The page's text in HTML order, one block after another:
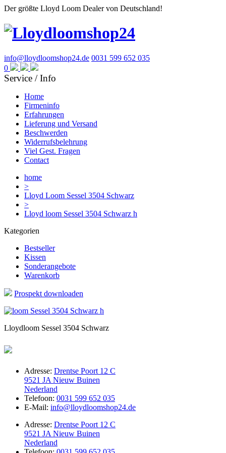
Der größte Lloyd Loom Dealer von Deutschland!
info@lloydloomshop24.de 0031 599 652 035
0
Service / Info
Home
Firmeninfo
Erfahrungen
Lieferung und Versand
Beschwerden
Widerrufsbelehrung
Viel Gest. Fragen
Contact
home
>
Lloyd Loom Sessel 3504 Schwarz
>
Lloyd loom Sessel 3504 Schwarz h
Kategorien
Bestseller
Kissen
Sonderangebote
Warenkorb
Prospekt downloaden
Lloydloom Sessel 3504 Schwarz
Adresse: Drentse Poort 12 C
9521 JA Nieuw Buinen
Nederland
Telefoon: 0031 599 652 035
E-Mail: info@lloydloomshop24.de
Adresse: Drentse Poort 12 C
9521 JA Nieuw Buinen
Nederland